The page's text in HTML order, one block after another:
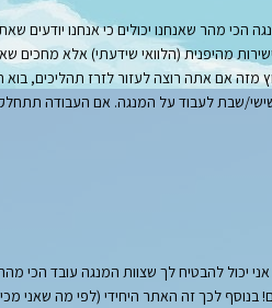
הכי מהר שאנחנו יכולים כי אנחנו יודעים
מהיפנית (הלוואי שידעתי) אלא מחכים
אם אתה רוצה לעזור לזרז תהליכים, בוא
שישי/שבת לעבוד על המנגה. אם העבודה תתחלק
יכול להבטיח לך שצוות המנגה עובד הכי
לכך זה האתר היחידי (לפי מה שאני